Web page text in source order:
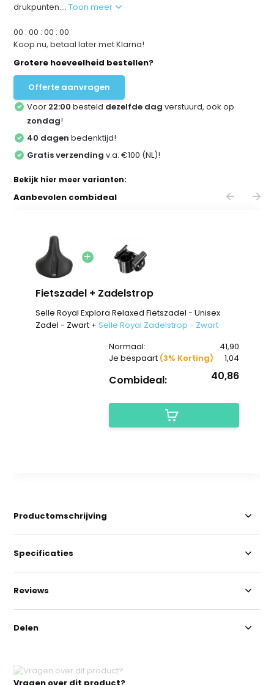
drukpunten....Toon meer
00 :00 :00 :00
Koop nu, betaal later met Klarna!
Grotere hoeveelheid bestellen?
Offerte aanvragen
Voor 22:00 besteld dezelfde dag verstuurd, ook op
zondag!
40 dagen bedenktijd!
Gratis verzending v.a. €100 (NL)!
Bekijk hier meer varianten:
Aanbevolen combideal
Fietszadel + Zadelstrop
Selle Royal Explora Relaxed Fietszadel - Unisex
Zadel - Zwart + Selle Royal Zadelstrop - Zwart
Normaal:
41,90
Je bespaart (3% Korting) 1,04
Combideal: 40,86
Productomschrijving
Specificaties
Reviews
Delen